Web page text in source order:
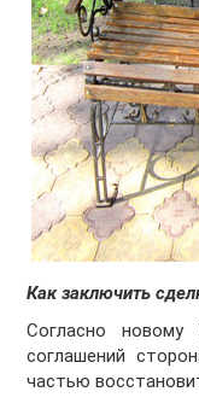
Как заключить
Согласно
соглашений
частью